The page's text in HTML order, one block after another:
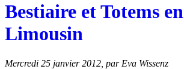
Bestiaire et Totems en
Limousin
Mercredi 25 janvier 2012 par Eva Wissenz